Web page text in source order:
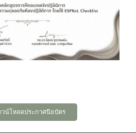
วน์โหลดประกาศนียบัตร